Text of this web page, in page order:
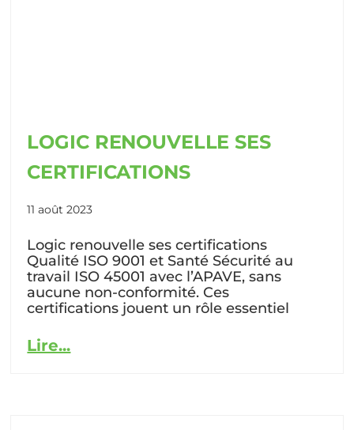
LOGIC RENOUVELLE SES
CERTIFICATIONS
11 août 2023
Logic renouvelle ses certifications
Qualité ISO 9001 et Santé Sécurité au
travail ISO 45001 avec l’APAVE, sans
aucune non-conformité. Ces
certifications jouent un rôle essentiel
Lire...